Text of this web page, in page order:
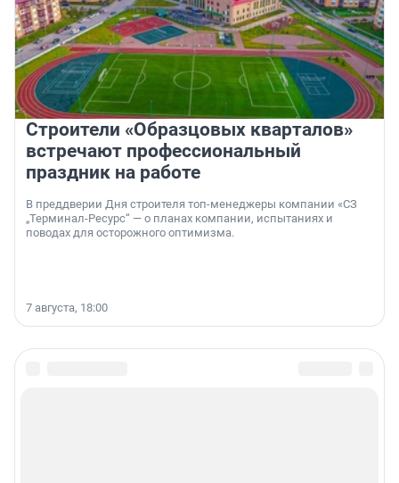
Строители «Образцовых кварталов»
встречают профессиональный
праздник на работе
В преддверии Дня строителя топ-менеджеры компании «СЗ
„Терминал-Ресурс“ — о планах компании, испытаниях и
поводах для осторожного оптимизма.
7 августа, 18:00